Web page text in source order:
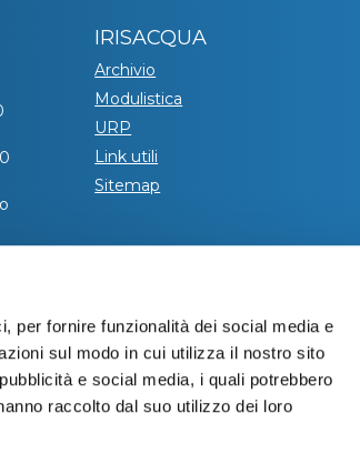
per fornire funzionalità dei social media e
sul modo in cui utilizza il nostro sito
e social media, i quali potrebbero
raccolto dal suo utilizzo dei loro
IRISACQUA
Archivio
Modulistica
URP
Link utili
Sitemap